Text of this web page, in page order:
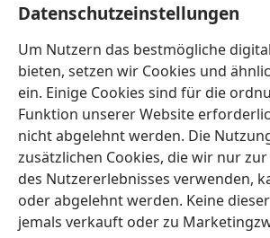
Datenschutzeinstellungen
Um Nutzern das bestmögliche
bieten, setzen wir Cookies und
ein. Einige Cookies sind für die
Funktion unserer Website
nicht abgelehnt werden. Die
zusätzlichen Cookies, die wir nur
des Nutzererlebnisses verwenden,
oder abgelehnt werden. Keine
jemals verkauft oder zu
28 Wenn die Bösen an die Macht
aber wenn sie umkommen,
Gerechten zahlreich.+
Deutsch Teilen
Copyright© 2026 Watch Tower Bible and Tract
Nutzungsbedingungen